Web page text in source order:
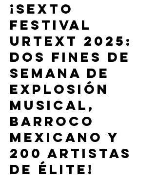
¡SEXTO
FESTIVAL
URTEXT 2025:
DOS FINES DE
SEMANA DE
EXPLOSIÓN
MUSICAL,
BARROCO
MEXICANO Y
200 ARTISTAS
DE ÉLITE!